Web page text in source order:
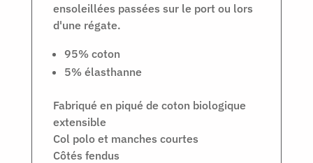
ensoleillées passées sur le port ou lors
d'une régate.
95% coton
5% élasthanne
Fabriqué en piqué de coton biologique
extensible
Col polo et manches courtes
Côtés fendus